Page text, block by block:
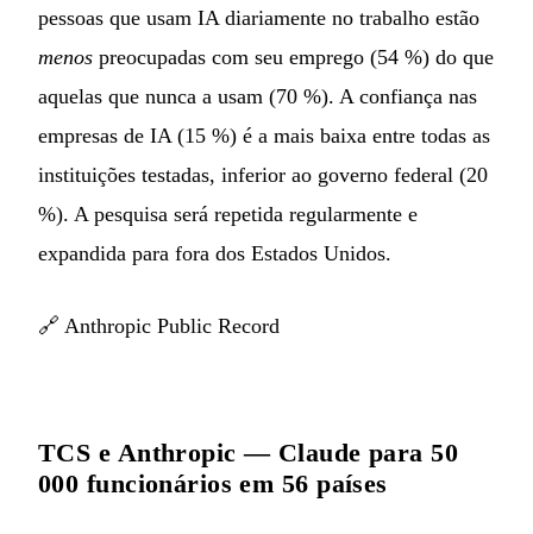
pessoas que usam IA diariamente no trabalho estão
menos preocupadas com seu emprego (54 %) do que
aquelas que nunca a usam (70 %). A confiança nas
empresas de IA (15 %) é a mais baixa entre todas as
instituições testadas, inferior ao governo federal (20
%). A pesquisa será repetida regularmente e
expandida para fora dos Estados Unidos.
🔗 Anthropic Public Record
TCS e Anthropic — Claude para 50
000 funcionários em 56 países